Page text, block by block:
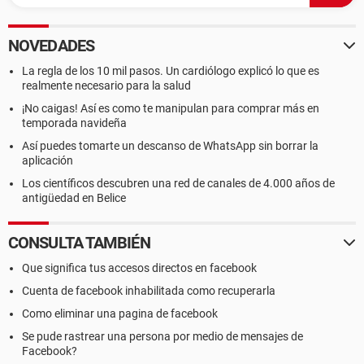
NOVEDADES
La regla de los 10 mil pasos. Un cardiólogo explicó lo que es
realmente necesario para la salud
¡No caigas! Así es como te manipulan para comprar más en
temporada navideña
Así puedes tomarte un descanso de WhatsApp sin borrar la
aplicación
Los científicos descubren una red de canales de 4.000 años de
antigüedad en Belice
CONSULTA TAMBIÉN
Que significa tus accesos directos en facebook
Cuenta de facebook inhabilitada como recuperarla
Como eliminar una pagina de facebook
Se pude rastrear una persona por medio de mensajes de
Facebook?